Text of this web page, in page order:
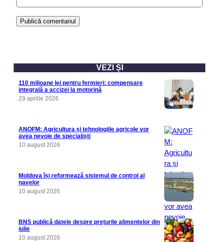
VEZI ȘI
110 milioane lei pentru fermieri: compensare
integrală a accizei la motorină
29 aprilie 2026
ANOFM: Agricultura și tehnologiile agricole vor
avea nevoie de specialiști
10 august 2026
Moldova își reformează sistemul de control al
navelor
10 august 2026
BNS publică datele despre prețurile alimentelor din
iulie
10 august 2026